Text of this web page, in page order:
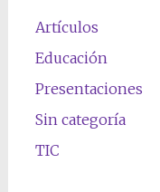
Artículos
Educación
Presentaciones
Sin categoría
TIC